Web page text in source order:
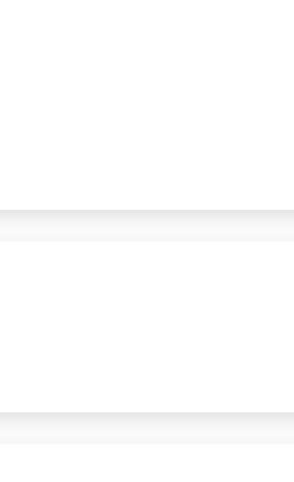
stronie zapamiętanie informacji, które zmieniają wygląd
znajduje się użytkownik.